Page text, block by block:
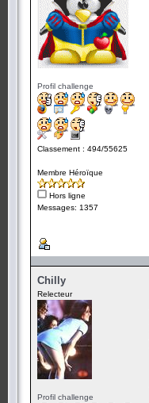
Profil challenge
Classement : 494/55625
Membre Héroïque
Hors ligne
Messages: 1357
Chilly
Relecteur
Profil challenge